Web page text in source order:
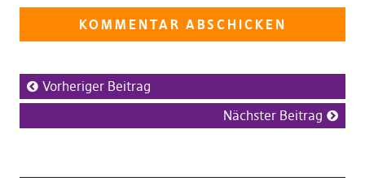
Vorheriger Beitrag
Nächster Beitrag